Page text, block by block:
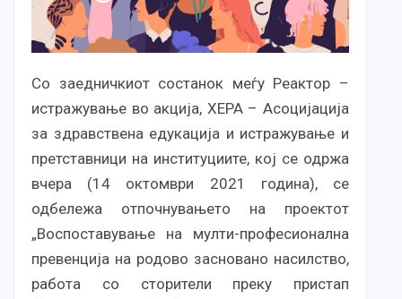
Со заедничкиот состанок меѓу Реактор –
истражување во акција, ХЕРА – Aсоцијација
за здравствена едукација и истражување и
претставници на институциите, кој се одржа
вчера (14 октомври 2021 година), се
одбележа отпочнувањето на проектот
„Воспоставување на мулти-професионална
превенција на родово засновано насилство,
работа со сторители преку пристап